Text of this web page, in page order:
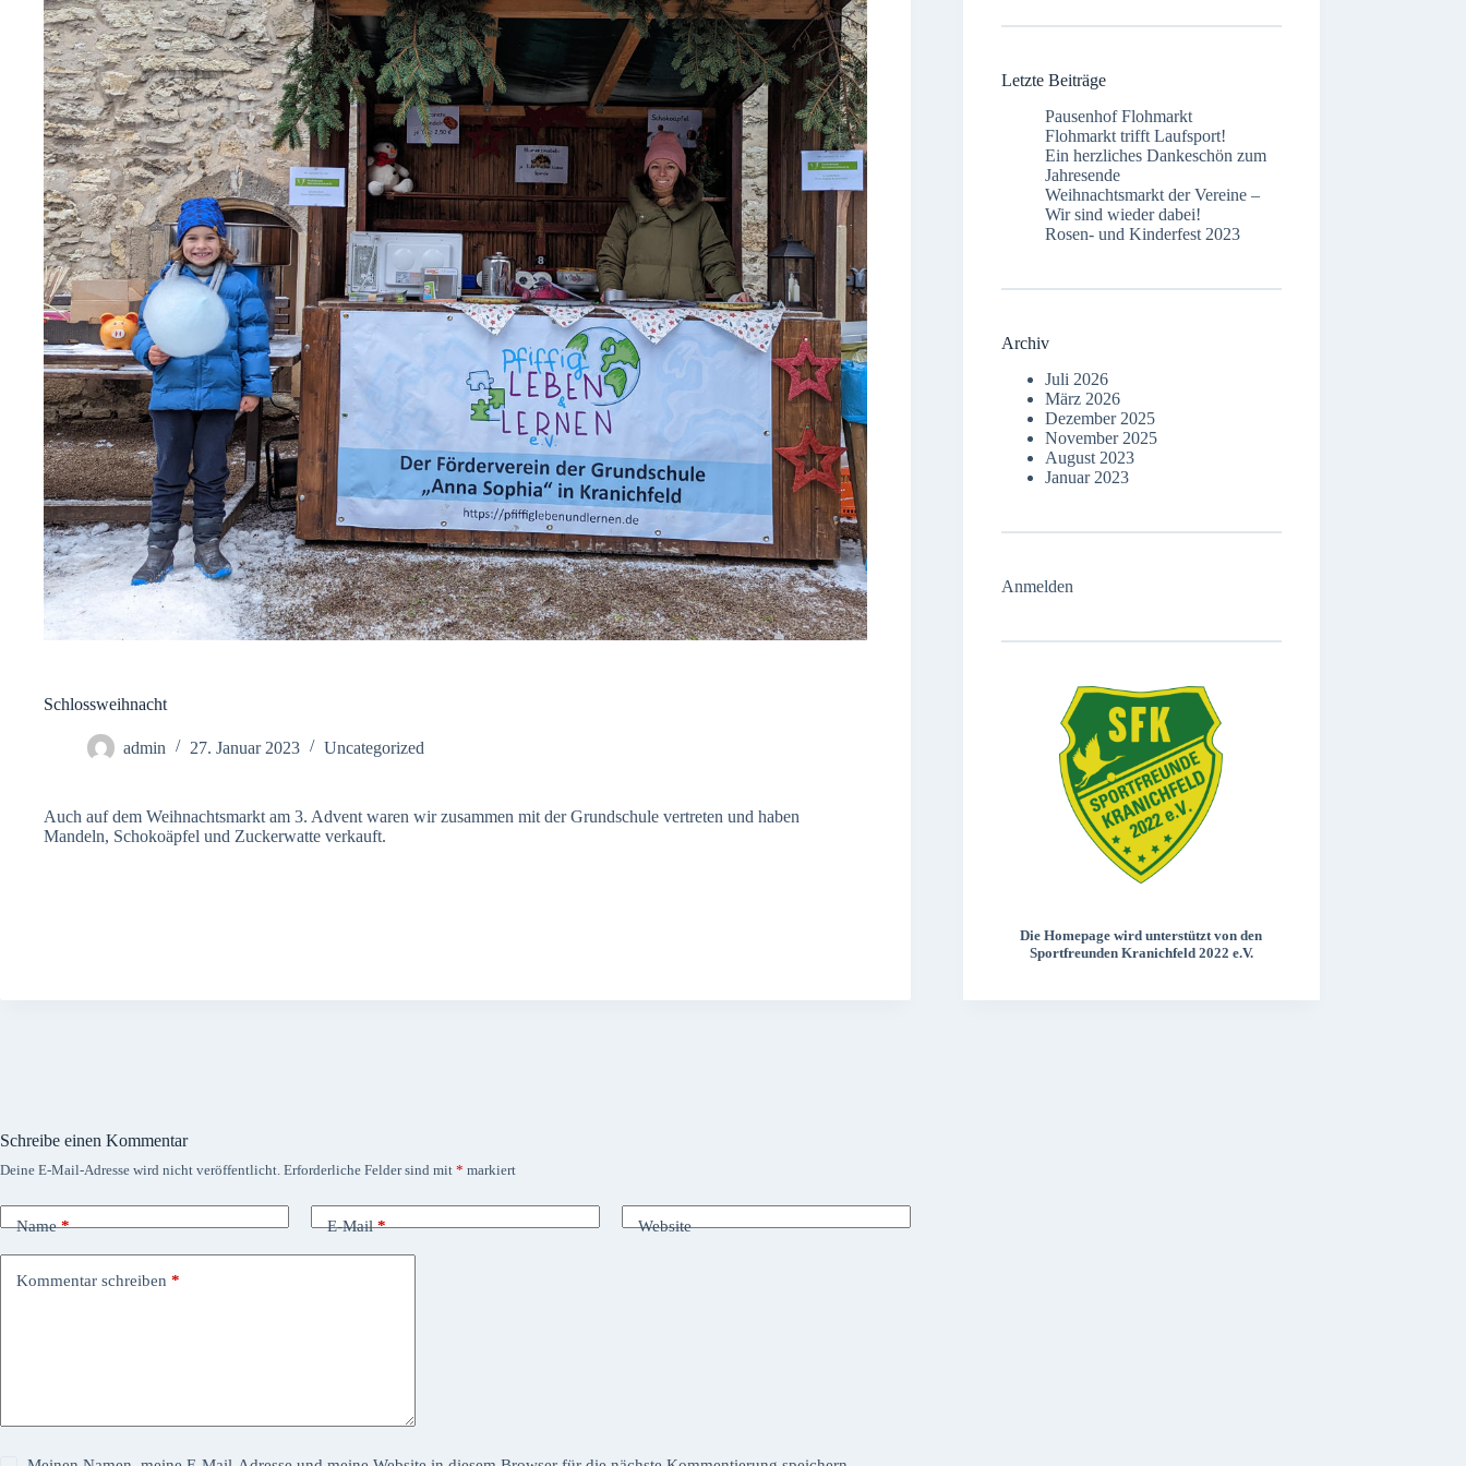
Schlossweihnacht
admin 27. Januar 2023 Uncategorized
Auch auf dem Weihnachtsmarkt am 3. Advent waren wir zusammen mit der Grundschule vertreten und haben
Mandeln, Schokoäpfel und Zuckerwatte verkauft.
Letzte Beiträge
Pausenhof Flohmarkt
Flohmarkt trifft Laufsport!
Ein herzliches Dankeschön zum
Jahresende
Weihnachtsmarkt der Vereine –
Wir sind wieder dabei!
Rosen- und Kinderfest 2023
Archiv
Juli 2026
März 2026
Dezember 2025
November 2025
August 2023
Januar 2023
Anmelden
Die Homepage wird unterstützt von den
Sportfreunden Kranichfeld 2022 e.V.
Schreibe einen Kommentar
Deine E-Mail-Adresse wird nicht veröffentlicht. Erforderliche Felder sind mit * markiert
Name* E-Mail* Website
Kommentar schreiben *